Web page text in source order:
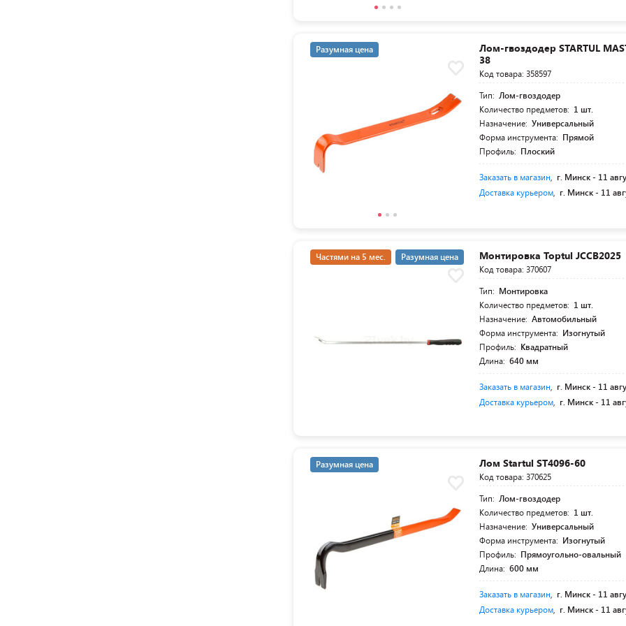
Разумная цена
Лом-гвоздодер STARTUL
38
Код товара: 358597
Тип: Лом-гвоздодер
Количество предметов: 1 шт.
Назначение: Универсальный
Форма инструмента: Прямой
Профиль: Плоский
Заказать в магазин, г. Минск - 11
Доставка курьером, г. Минск - 11
Частями на 5 мес. Разумная цена Монтировка Toptul JCCB2025
Код товара: 370607
Тип: Монтировка
Количество предметов: 1 шт.
Назначение: Автомобильный
Форма инструмента: Изогнутый
Профиль: Квадратный
Длина: 640 мм
Заказать в магазин, г. Минск - 11
Доставка курьером, г. Минск - 11
Разумная цена Лом Startul ST4096-60
Код товара: 370625
Тип: Лом-гвоздодер
Количество предметов: 1 шт.
Назначение: Универсальный
Форма инструмента: Изогнутый
Профиль: Прямоугольно-овальный
Длина: 600 мм
Заказать в магазин, г. Минск - 11
Доставка курьером, г. Минск - 11